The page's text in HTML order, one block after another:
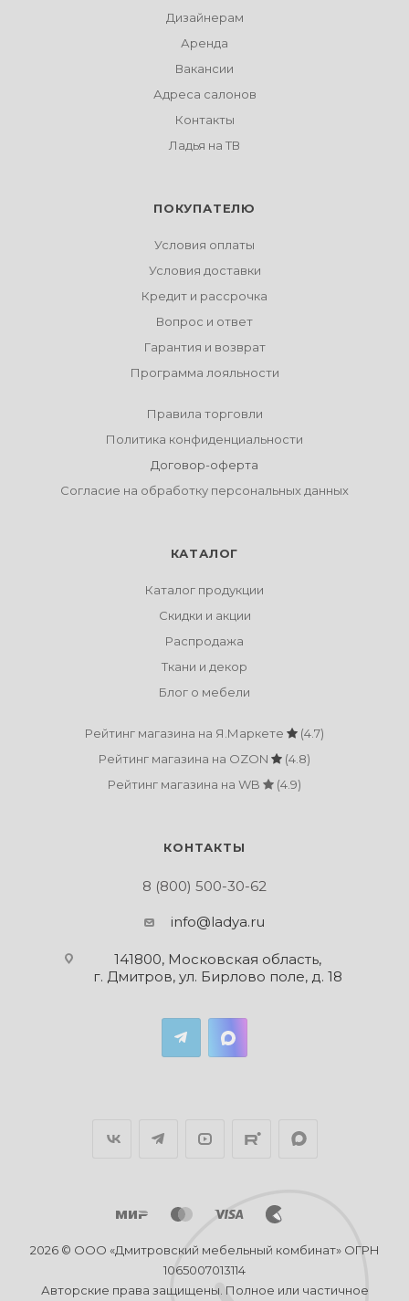
Дизайнерам
Аренда
Вакансии
Адреса салонов
Контакты
Ладья на ТВ
ПОКУПАТЕЛЮ
Условия оплаты
Условия доставки
Кредит и рассрочка
Вопрос и ответ
Гарантия и возврат
Программа лояльности
Правила торговли
Политика конфиденциальности
Договор-оферта
Согласие на обработку персональных данных
КАТАЛОГ
Каталог продукции
Скидки и акции
Распродажа
Ткани и декор
Блог о мебели
Рейтинг магазина на Я.Маркете
(4.7)
Рейтинг магазина на OZON
(4.8)
Рейтинг магазина на WB
(4.9)
КОНТАКТЫ
8 (800) 500-30-62
info@ladya.ru
141800, Московская область,
г. Дмитров, ул. Бирлово поле, д. 18
2026 © ООО «Дмитровский мебельный комбинат» ОГРН
1065007013114
Авторские права защищены. Полное или частичное